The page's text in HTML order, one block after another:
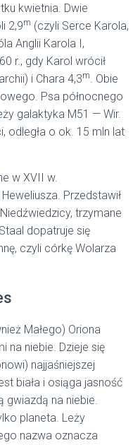
kwietnia. Dwie
2,9m (czyli Serce Karola,
Anglii Karola I,
r., gdy Karol wrócił
i Chara 4,3m. Obie
Psa północnego
galaktyka M51 — Wir.
odległa o ok. 15 mln lat
w XVII w.
Przedstawił
trzymane
dopatruje się
czyli córkę Wolarza
Małego) Oriona
na niebie. Dzieje się
najjaśniejszej
biała i osiąga jasność
gwiazdą na niebie.
planeta. Leży
nazwa oznacza